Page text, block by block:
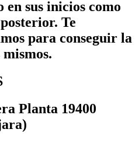
sus inicios como
Te
para conseguir la
Planta 19400